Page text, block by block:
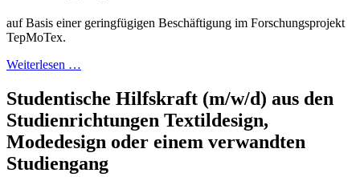
auf Basis einer geringfügigen Beschäftigung im Forschungsprojekt
TepMoTex.
Weiterlesen …
Studentische Hilfskraft (m/w/d) aus den
Studienrichtungen Textildesign,
Modedesign oder einem verwandten
Studiengang